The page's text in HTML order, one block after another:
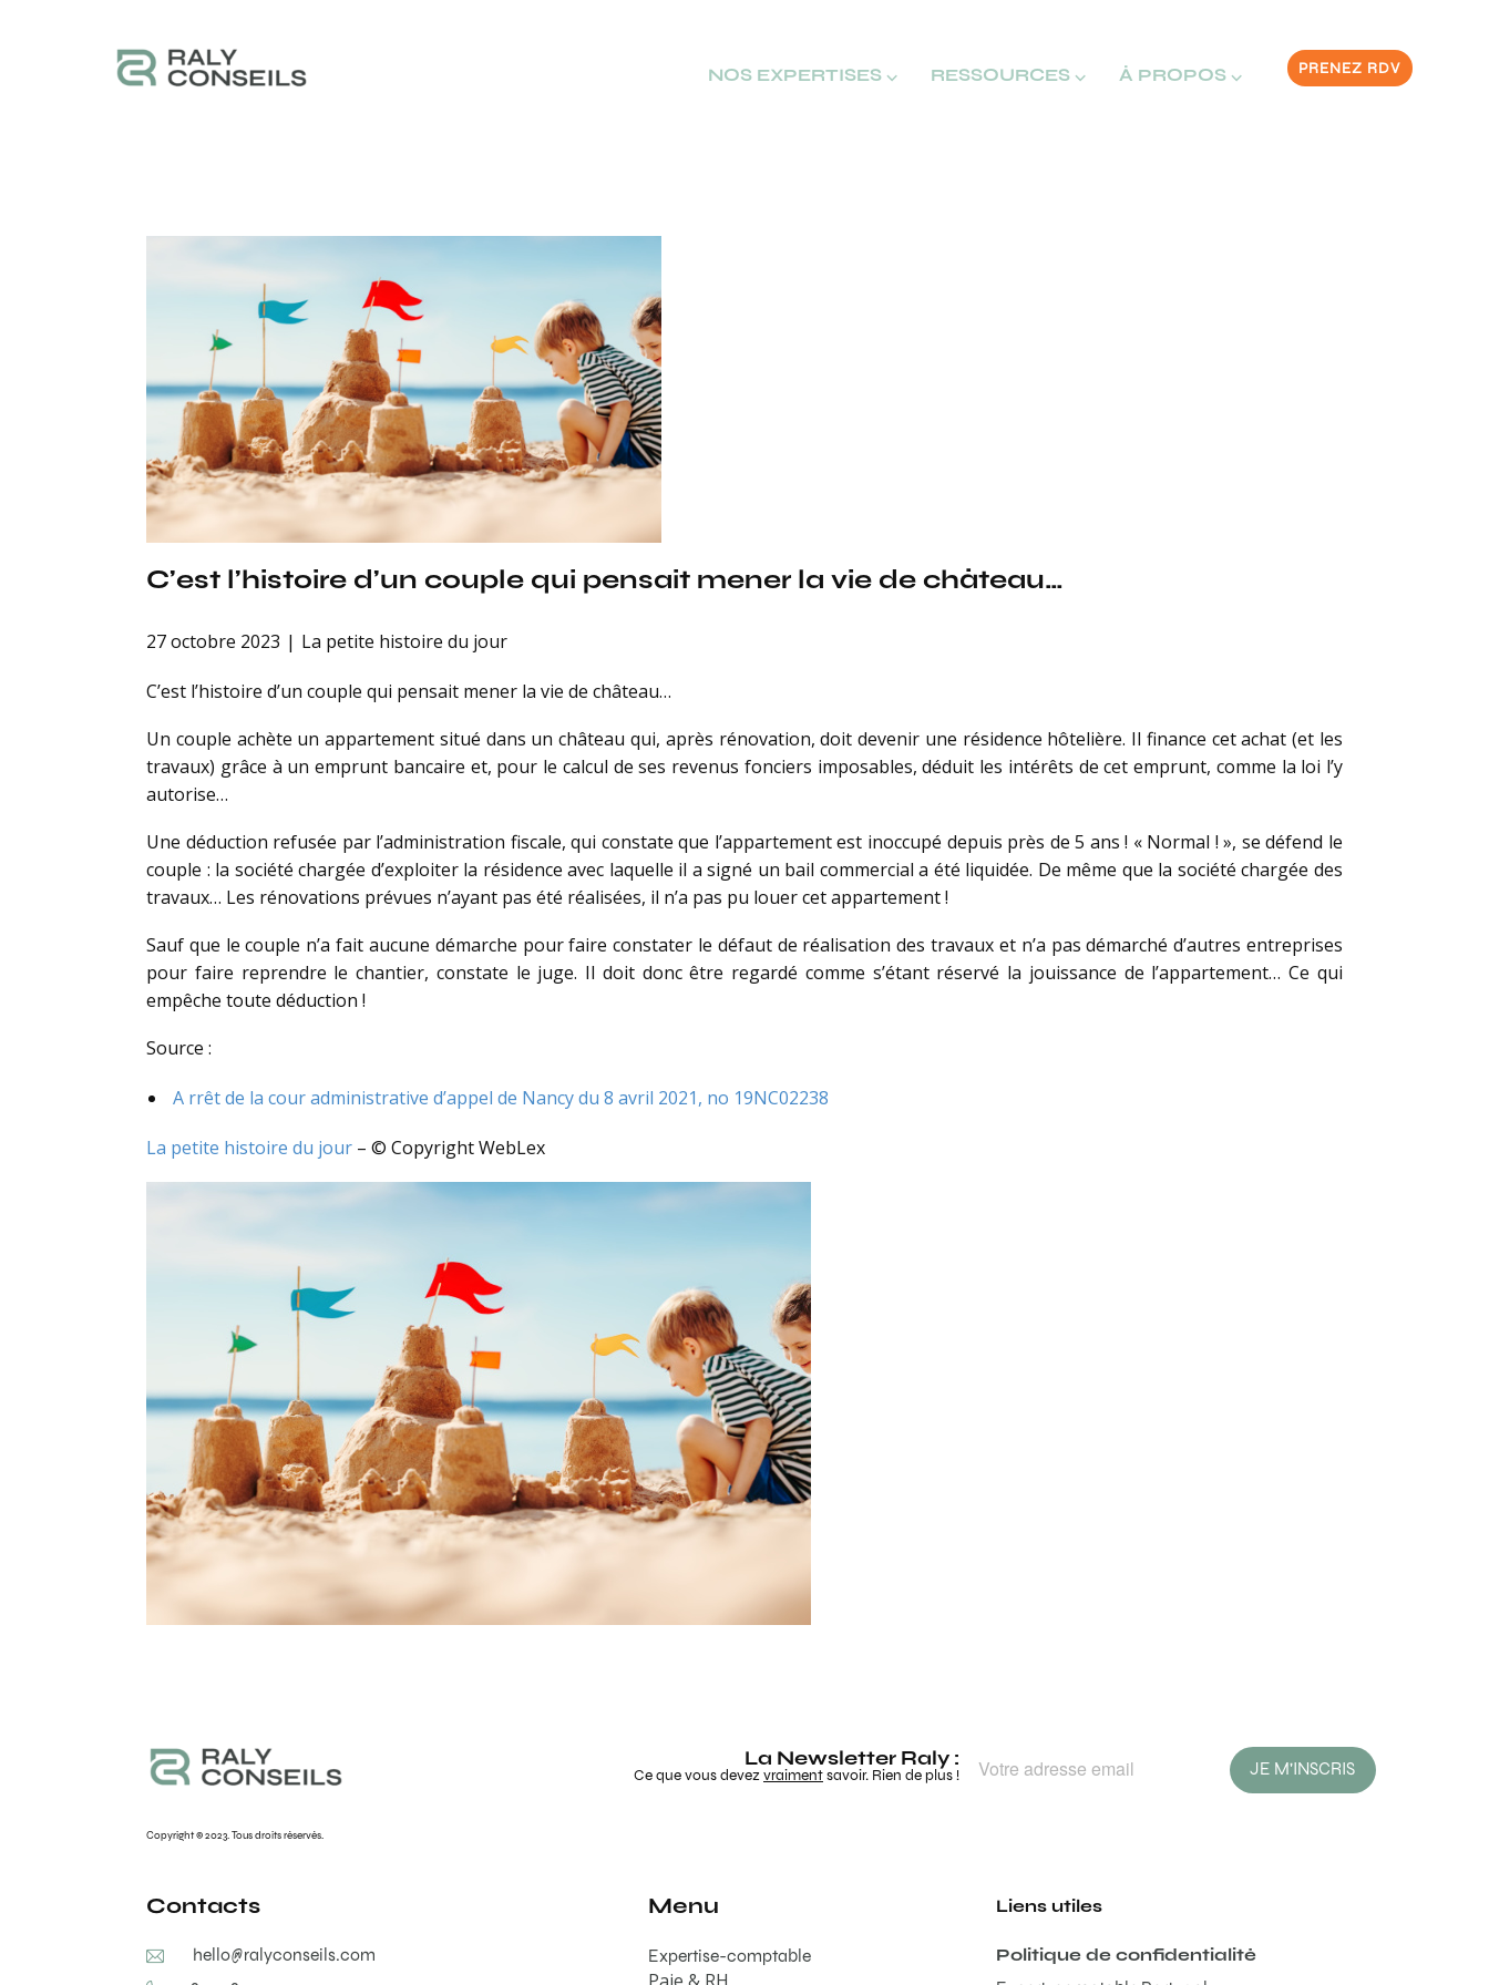
PRENEZ RDV
NOS EXPERTISES ⌵ RESSOURCES ⌵ À PROPOS ⌵
C’est l’histoire d’un couple qui pensait mener la vie de château…
27 octobre 2023 La petite histoire du jour
C’est l’histoire d’un couple qui pensait mener la vie de château…
Un couple achète un appartement situé dans un château qui, après rénovation, doit devenir une résidence hôtelière. Il finance cet achat (et les
travaux) grâce à un emprunt bancaire et, pour le calcul de ses revenus fonciers imposables, déduit les intérêts de cet emprunt, comme la loi l’y
autorise…
Une déduction refusée par l’administration fiscale, qui constate que l’appartement est inoccupé depuis près de 5 ans ! « Normal ! », se défend le
couple : la société chargée d’exploiter la résidence avec laquelle il a signé un bail commercial a été liquidée. De même que la société chargée des
travaux… Les rénovations prévues n’ayant pas été réalisées, il n’a pas pu louer cet appartement !
Sauf que le couple n’a fait aucune démarche pour faire constater le défaut de réalisation des travaux et n’a pas démarché d’autres entreprises
pour faire reprendre le chantier, constate le juge. Il doit donc être regardé comme s’étant réservé la jouissance de l’appartement… Ce qui
empêche toute déduction !
Source :
A rrêt de la cour administrative d’appel de Nancy du 8 avril 2021, no 19NC02238
La petite histoire du jour – © Copyright WebLex
La Newsletter Raly :
Ce que vous devezvraimentsavoir. Rien de plus ! JE M'INSCRIS
Copyright © 2023. Tous droits réservés.
Contacts
hello@ralyconseils.com
Menu
Expertise-comptable
Liens utiles
Politique de confidentialité